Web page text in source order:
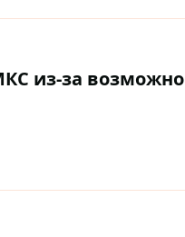
из-за